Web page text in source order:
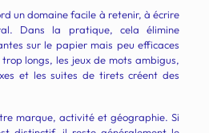
un domaine facile à retenir, à écrire
Dans la pratique, cela élimine
sur le papier mais peu efficaces
longs, les jeux de mots ambigus,
et les suites de tirets créent des
marque, activité et géographie. Si